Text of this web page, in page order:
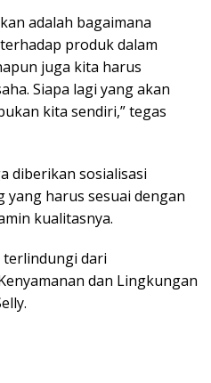
adalah bagaimana
produk dalam
juga kita harus
Siapa lagi yang akan
kita sendiri,” tegas
diberikan sosialisasi
harus sesuai dengan
kualitasnya.
terlindungi dari
dan Lingkungan